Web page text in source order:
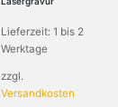
Lieferzeit:1 bis 2
Werktage
zzgl.
Versandkosten